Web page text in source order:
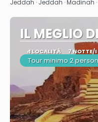
Jeddah · Jeddah · Madinah ·
IL MEGLIO
4 LOCALITÀ 7 NOTTE/I
Tour minimo 2